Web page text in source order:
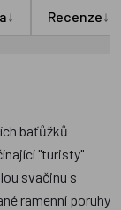
↓ Recenze↓
baťůžků
"turisty"
svačinu s
ramenní poruhy